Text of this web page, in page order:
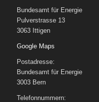
Bundesamt für Energie
Pulverstrasse 13
3063 Ittigen
Google Maps
Postadresse:
Bundesamt für Energie
3003 Bern
Telefonnummern: